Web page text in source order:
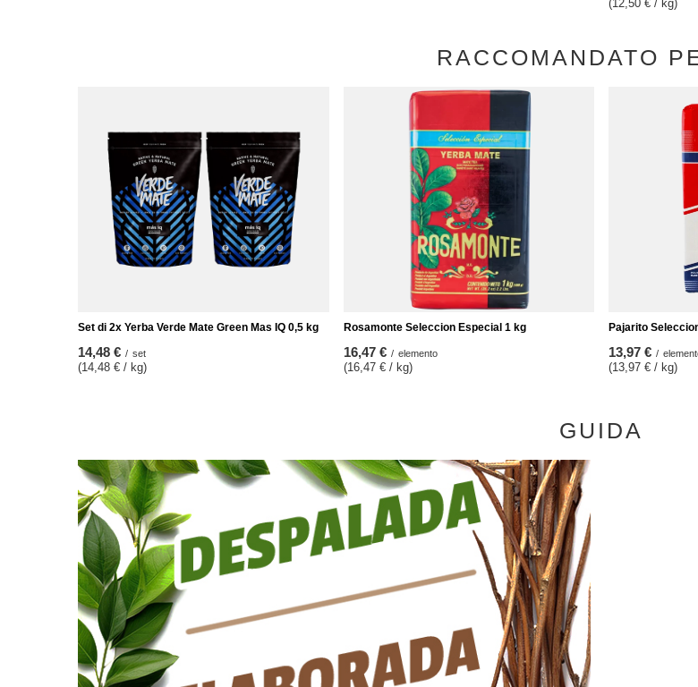
(12,50 € / kg)
RACCOMANDATO
Set di 2x Yerba Verde Mate Green Mas IQ 0,5 kg
14,48 € / set
(14,48 € / kg)
Rosamonte Seleccion Especial 1 kg
16,47 € / elemento
(16,47 € / kg)
Pajarito
13,97 € /
(13,97 € / kg)
GUIDA